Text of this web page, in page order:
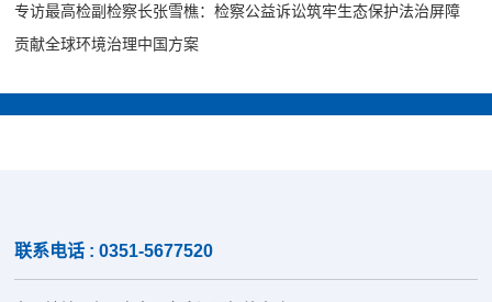
专访最高检副检察长张雪樵：检察公益诉讼筑牢生态保护法治屏障
贡献全球环境治理中国方案
联系电话 : 0351-5677520